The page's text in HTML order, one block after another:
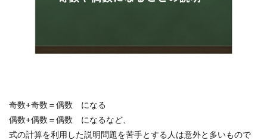
奇数+奇数＝偶数 になる
偶数+偶数＝偶数 になるなど、
式の計算を利用した説明問題を苦手とする人は意外と多いもので